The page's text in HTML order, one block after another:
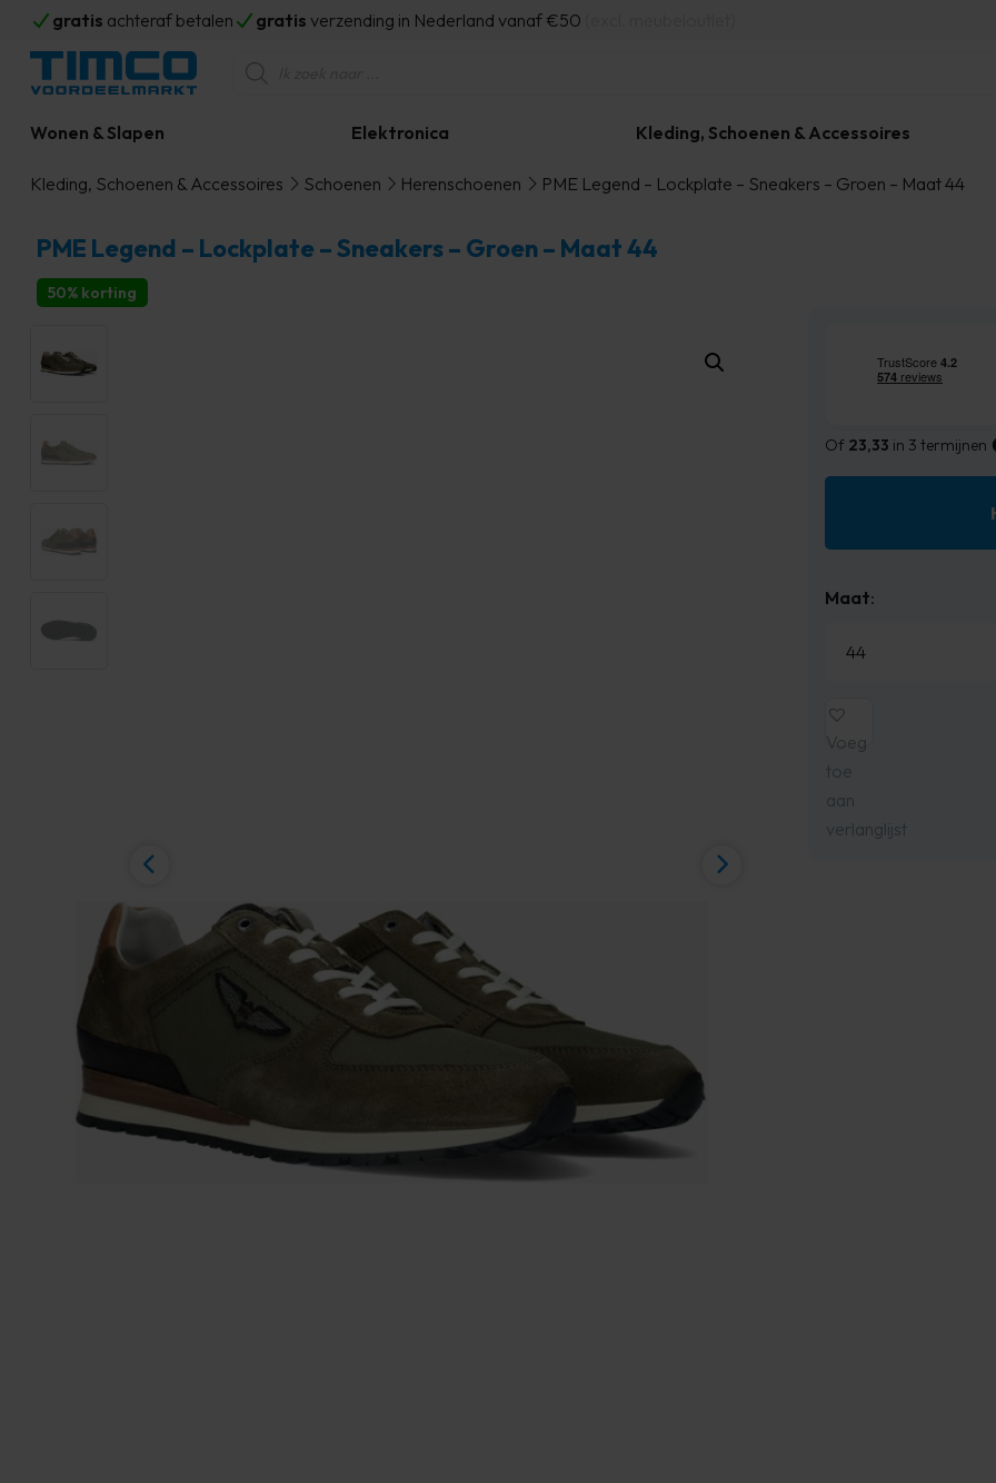
gratis achteraf betalen gratis verzending in Nederland vanaf €50
Producten
zoeken
Wonen & Slapen Elektronica Kleding, Schoenen & Accessoires
Kleding, Schoenen & Accessoires Schoenen Herenschoenen PME Legend – Lockplate – Sneakers – Groen – Maat 44
PME Legend – Lockplate – Sneakers – Groen – Maat 44
50% korting
Of 23,33 in 3 termijnen
Maat:
Voeg